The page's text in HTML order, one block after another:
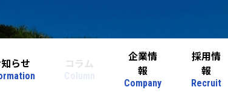
らせ コラム
企業情
報
Company
採用情
報
Recruit